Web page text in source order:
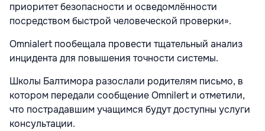
приоритет безопасности и осведомлённости
посредством быстрой человеческой проверки».
Omnialert пообещала провести тщательный анализ
инцидента для повышения точности системы.
Школы Балтимора разослали родителям письмо, в
котором передали сообщение Omnilert и отметили,
что пострадавшим учащимся будут доступны услуги
консультации.